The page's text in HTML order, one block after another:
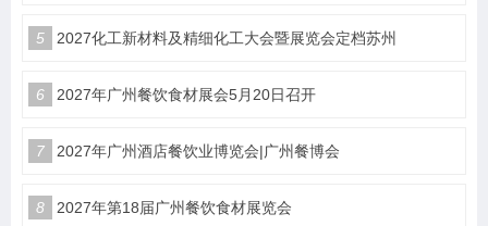
5 2027化工新材料及精细化工大会暨展览会定档苏州
6 2027年广州餐饮食材展会5月20日召开
7 2027年广州酒店餐饮业博览会|广州餐博会
8 2027年第18届广州餐饮食材展览会